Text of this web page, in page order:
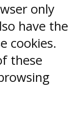
only
have the
cookies.
these